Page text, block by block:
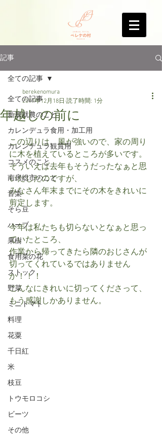
記事
全ての記事
新規就農のこと
カレンデュラ食用・加工用
カレンデュラ観賞用
コスメのこと
南房総市のこと
音楽
そら豆
ハーブ
果樹
食用菜の花
ストック
野菜
ミニトマト
料理
花粟
千日紅
米
枝豆
トウモロコシ
ビーツ
その他
全ての記事
年越しの前に
berekenomura
2017年12月18日 読了時間: 1分
この辺りは、風が強いので、家の周り
に木を植えているところが多いです。
そういえば去年もそうだったなぁと思
いだしたのですが、
みなさん年末までにその木をきれいに
剪定します。
今年は私たちも切らないとなぁと思っ
ていたところ、
作業から帰ってきたら隣のおじさんが
切ってくれているではありません
か！！！
こんなにきれいに切ってくださって、
もう感謝しかありません。